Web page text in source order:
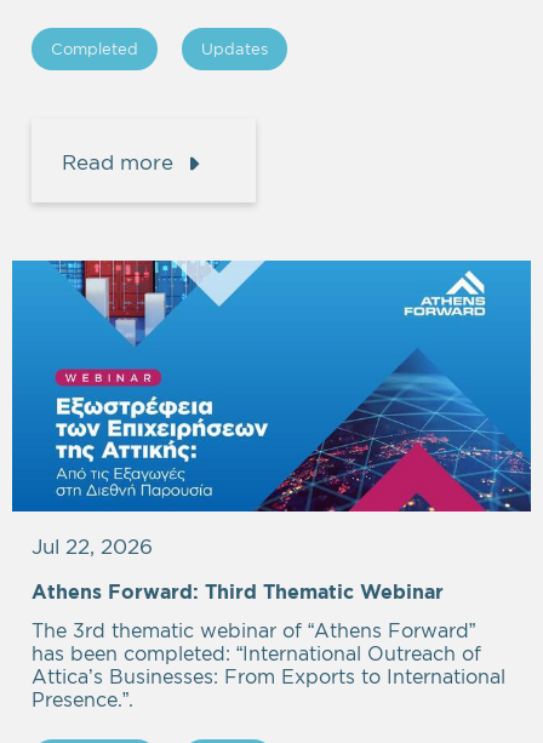
Completed Updates
Read more
Jul 22, 2026
Athens Forward: Third Thematic Webinar
The 3rd thematic webinar of “Athens Forward”
has been completed: “International Outreach of
Attica’s Businesses: From Exports to International
Presence.”.